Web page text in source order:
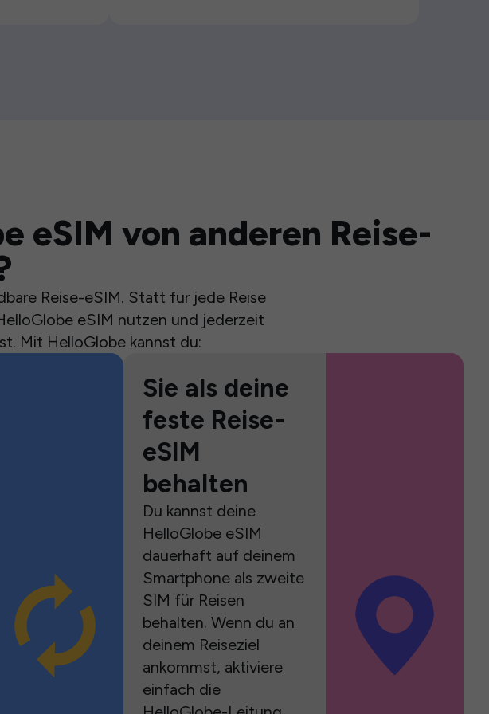
eSIM von anderen Reise-
Reise-eSIM. Statt für jede Reise
eSIM nutzen und jederzeit
Mit HelloGlobe kannst du:
Sie als deine
feste Reise-
eSIM
behalten
Du kannst deine
HelloGlobe eSIM
dauerhaft auf deinem
Smartphone als zweite
SIM für Reisen
behalten. Wenn du an
deinem Reiseziel
ankommst, aktiviere
einfach die